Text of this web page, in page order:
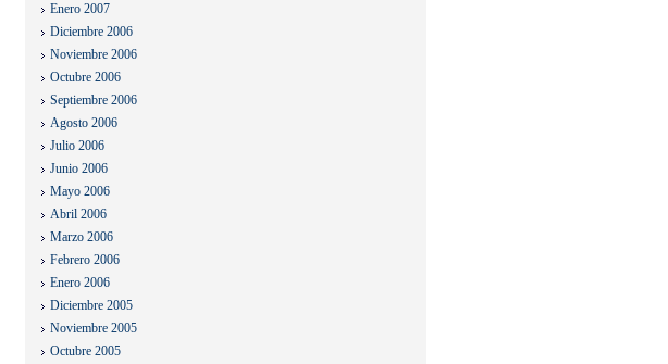
Enero 2007
Diciembre 2006
Noviembre 2006
Octubre 2006
Septiembre 2006
Agosto 2006
Julio 2006
Junio 2006
Mayo 2006
Abril 2006
Marzo 2006
Febrero 2006
Enero 2006
Diciembre 2005
Noviembre 2005
Octubre 2005